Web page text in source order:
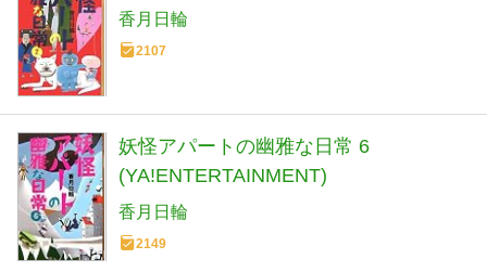
香月日輪
2107
妖怪アパートの幽雅な日常 6
(YA!ENTERTAINMENT)
香月日輪
2149